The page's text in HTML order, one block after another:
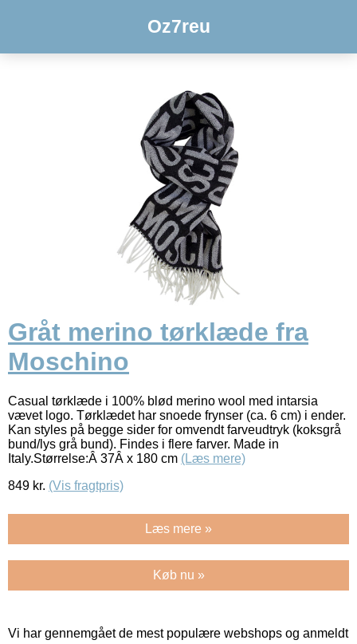
Oz7reu
Gråt merino tørklæde fra
Moschino
Casual tørklæde i 100% blød merino wool med intarsia
vævet logo. Tørklædet har snoede frynser (ca. 6 cm) i ender.
Kan styles på begge sider for omvendt farveudtryk (koksgrå
bund/lys grå bund). Findes i flere farver. Made in
Italy.Størrelse:Â 37Â x 180 cm (Læs mere)
849 kr. (Vis fragtpris)
Læs mere »
Køb nu »
Vi har gennemgået de mest populære webshops og anmeldt